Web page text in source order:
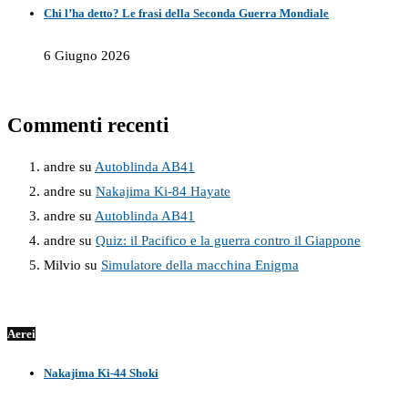
Chi l’ha detto? Le frasi della Seconda Guerra Mondiale
6 Giugno 2026
Commenti recenti
andre su Autoblinda AB41
andre su Nakajima Ki-84 Hayate
andre su Autoblinda AB41
andre su Quiz: il Pacifico e la guerra contro il Giappone
Milvio su Simulatore della macchina Enigma
Aerei
Nakajima Ki-44 Shoki